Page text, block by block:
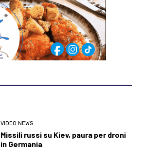
VIDEO NEWS
Missili russi su Kiev, paura per droni
in Germania